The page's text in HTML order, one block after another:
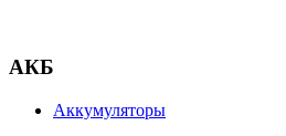
АКБ
Аккумуляторы